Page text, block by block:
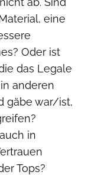
eine
Oder ist
das Legale
anderen
gäbe war/ist,
in
Tops?